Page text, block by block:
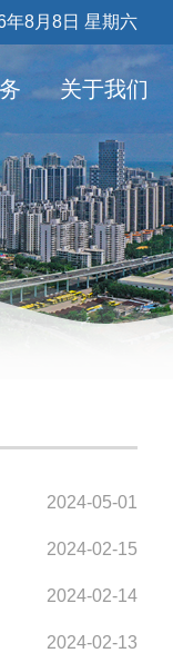
年8月8日 星期六
关于我们
2024-05-01
2024-02-15
2024-02-14
2024-02-13